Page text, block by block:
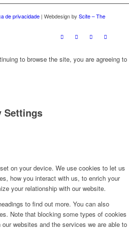
de privacidade| Webdesign by Scite – The
to browse the site, you are agreeing to
Settings
on your device. We use cookies to let us
how you interact with us, to enrich your
your relationship with our website.
to find out more. You can also
Note that blocking some types of cookies
websites and the services we are able to